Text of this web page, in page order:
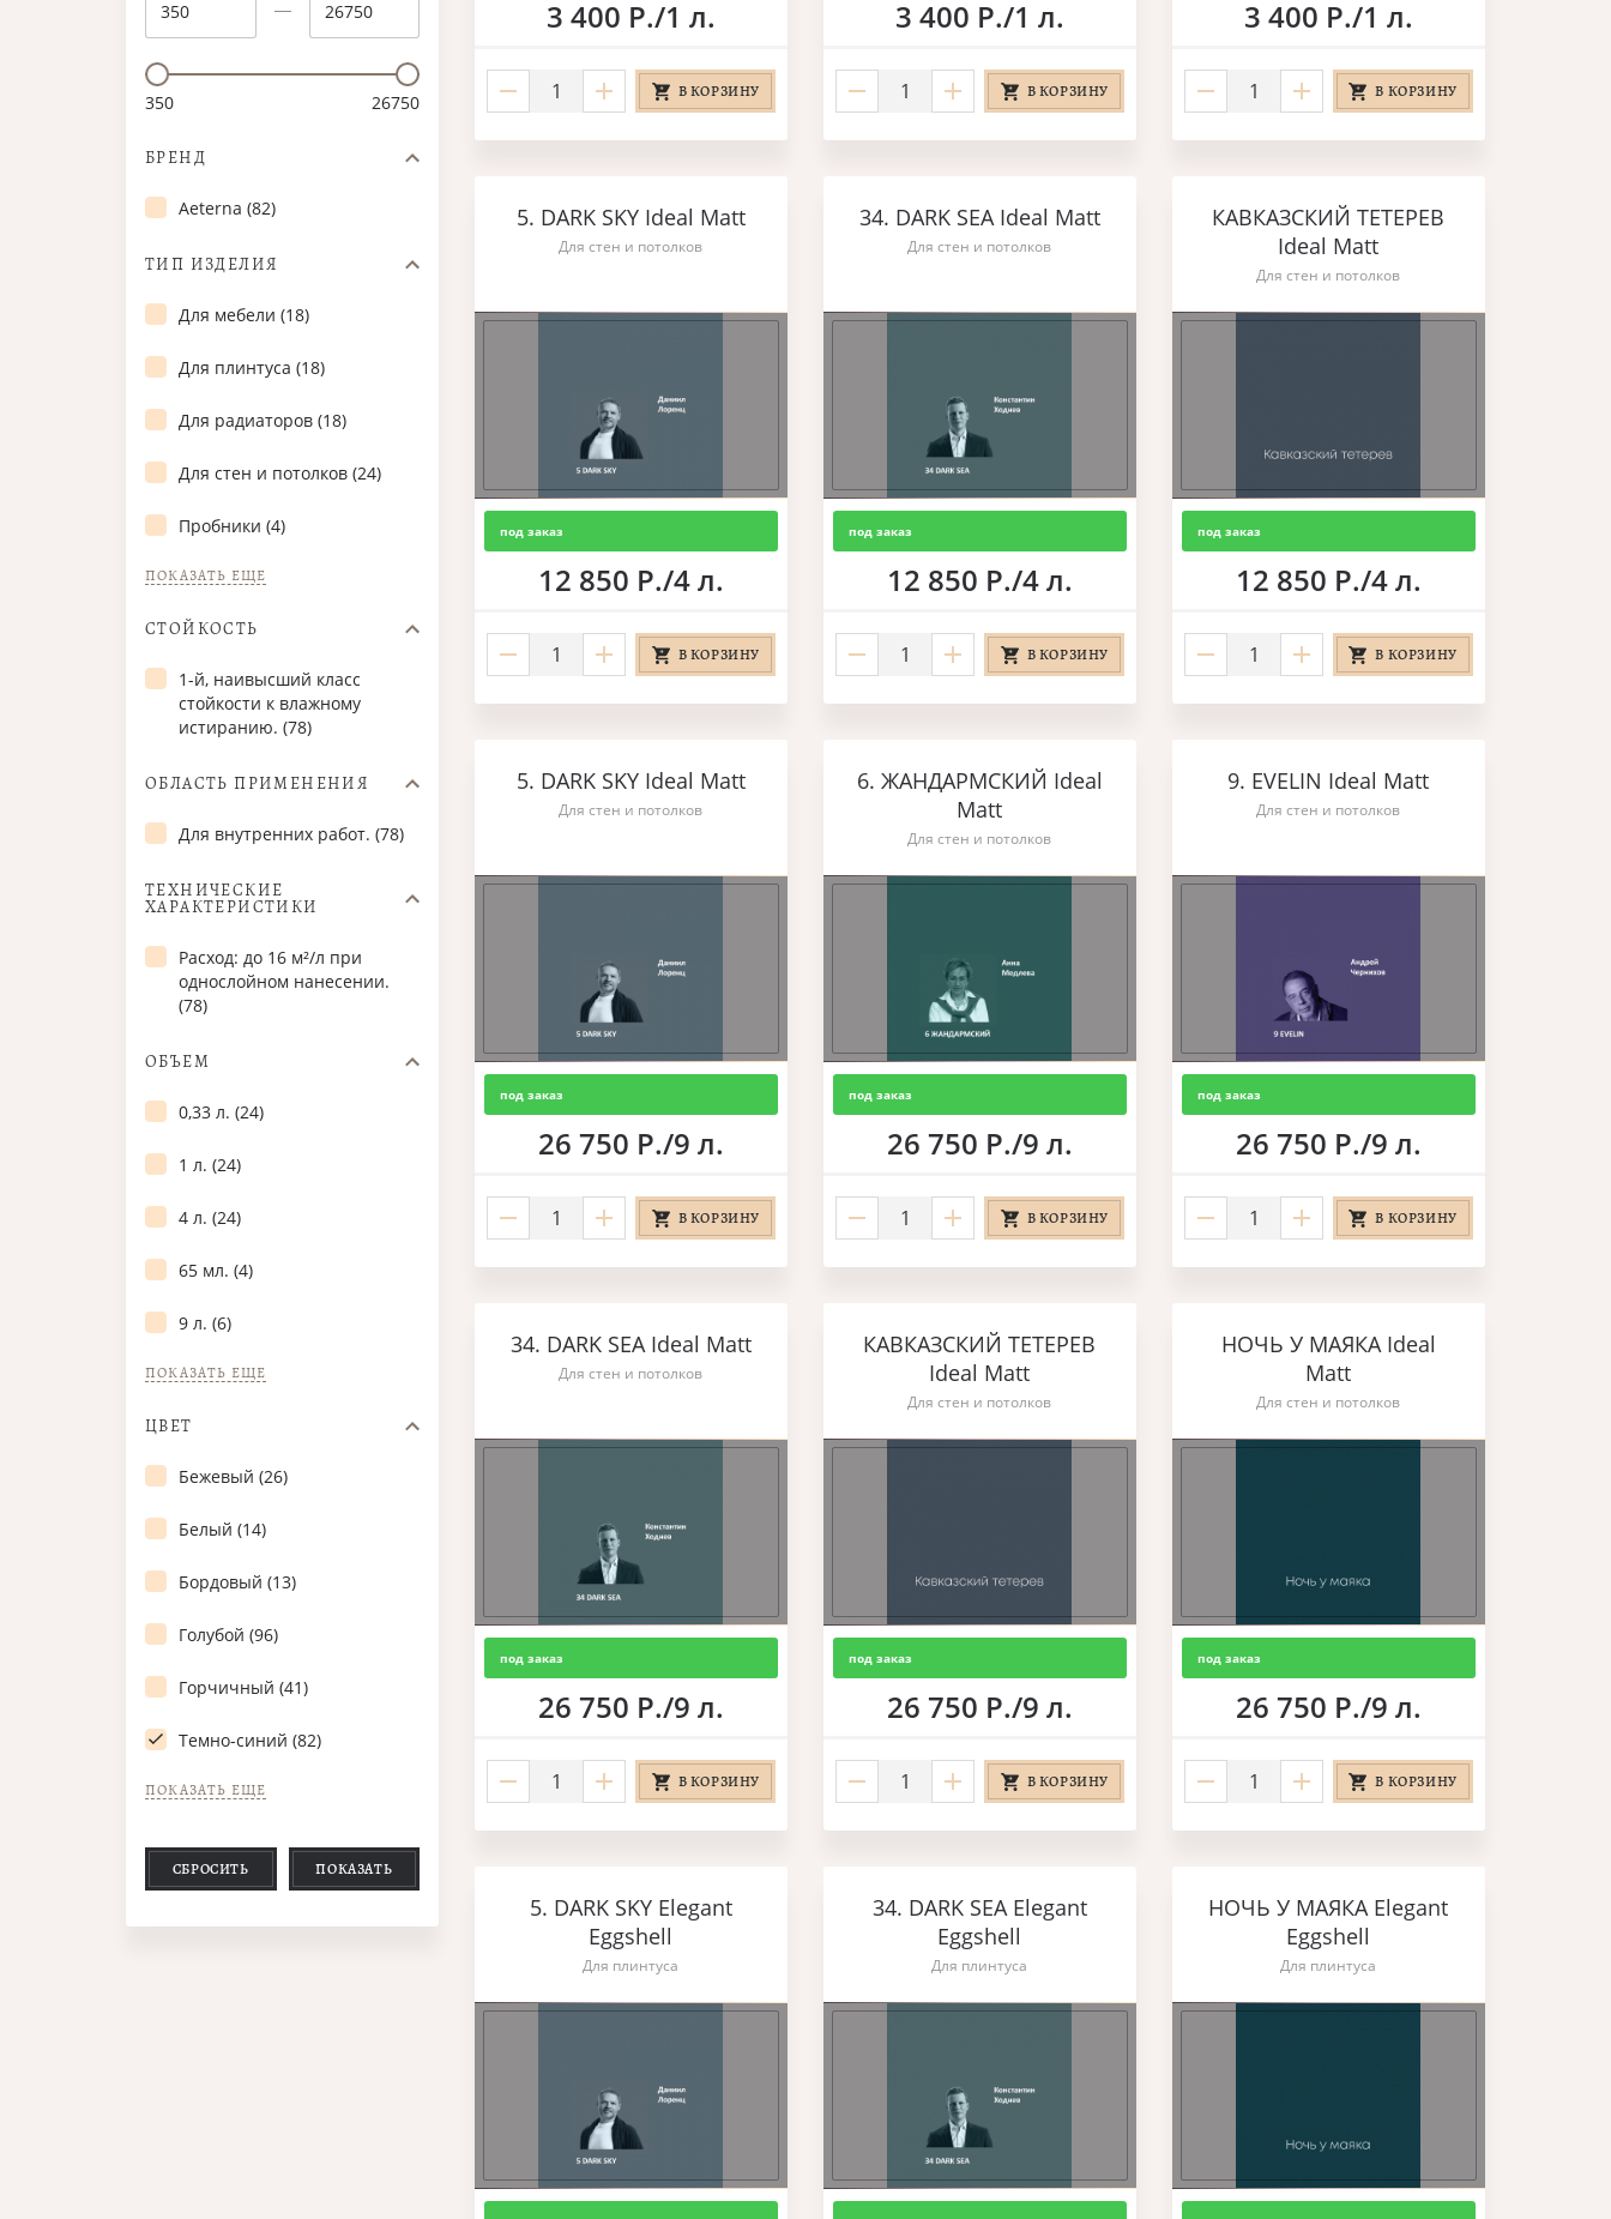
350 26750
БРЕНД
Aeterna (82)
ТИП ИЗДЕЛИЯ
Для мебели (18)
Для плинтуса (18)
Для радиаторов (18)
Для стен и потолков (24)
Пробники (4)
ПОКАЗАТЬ ЕЩЕ
СТОЙКОСТЬ
1-й, наивысший класс
стойкости к влажному
истиранию. (78)
ОБЛАСТЬ ПРИМЕНЕНИЯ
Для внутренних работ. (78)
ТЕХНИЧЕСКИЕ
ХАРАКТЕРИСТИКИ
Расход: до 16 м²/л при
однослойном нанесении.
(78)
ОБЪЕМ
0,33 л. (24)
1 л. (24)
4 л. (24)
65 мл. (4)
9 л. (6)
ПОКАЗАТЬ ЕЩЕ
ЦВЕТ
Бежевый (26)
Белый (14)
Бордовый (13)
Голубой (96)
Горчичный (41)
Темно-синий (82)
ПОКАЗАТЬ ЕЩЕ
СБРОСИТЬ ПОКАЗАТЬ
3 400 Р./1 л.
В КОРЗИНУ
3 400 Р./1 л.
В КОРЗИНУ
3 400 Р./1 л.
В КОРЗИНУ
5. DARK SKY Ideal Matt
Для стен и потолков
под заказ
12 850 Р./4 л.
В КОРЗИНУ
34. DARK SEA Ideal Matt
Для стен и потолков
под заказ
12 850 Р./4 л.
В КОРЗИНУ
КАВКАЗСКИЙ ТЕТЕРЕВ
Ideal Matt
Для стен и потолков
под заказ
12 850 Р./4 л.
В КОРЗИНУ
5. DARK SKY Ideal Matt
Для стен и потолков
под заказ
26 750 Р./9 л.
В КОРЗИНУ
6. ЖАНДАРМСКИЙ Ideal
Matt
Для стен и потолков
под заказ
26 750 Р./9 л.
В КОРЗИНУ
9. EVELIN Ideal Matt
Для стен и потолков
под заказ
26 750 Р./9 л.
В КОРЗИНУ
34. DARK SEA Ideal Matt
Для стен и потолков
под заказ
26 750 Р./9 л.
В КОРЗИНУ
КАВКАЗСКИЙ ТЕТЕРЕВ
Ideal Matt
Для стен и потолков
под заказ
26 750 Р./9 л.
В КОРЗИНУ
НОЧЬ У МАЯКА Ideal
Matt
Для стен и потолков
под заказ
26 750 Р./9 л.
В КОРЗИНУ
5. DARK SKY Elegant
Eggshell
Для плинтуса
34. DARK SEA Elegant
Eggshell
Для плинтуса
НОЧЬ У МАЯКА Elegant
Eggshell
Для плинтуса